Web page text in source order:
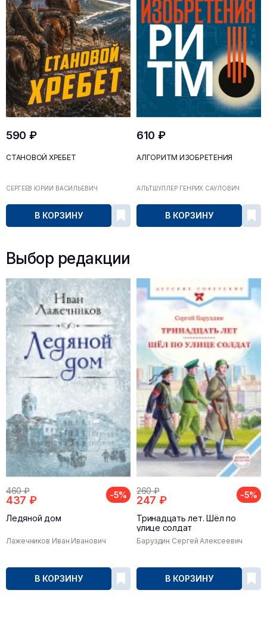
590 ₽
СТАНОВОЙ ХРЕБЕТ
СЕРГЕЕВ ЮРИЙ ВАСИЛЬЕВИЧ
В КОРЗИНУ
610 ₽
АЛГОРИТМ ИЗОБРЕТЕНИЯ
АЛЬТШУЛЛЕР ГЕНРИХ САУЛОВИЧ
В КОРЗИНУ
Выбор редакции
460 ₽
437 ₽ -5%
Ледяной дом
Лажечников Иван Иванович
В КОРЗИНУ
260 ₽
247 ₽ -5%
Тринадцать лет. Шёл по
улице солдат
Баруздин Сергей Алексеевич
В КОРЗИНУ